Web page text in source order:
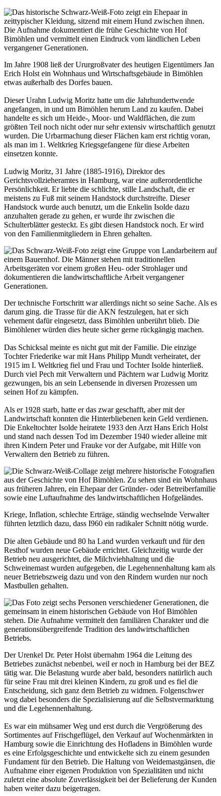
Im Jahre 1908 ließ der Ururgroßvater des heutigen Eigentümers Jan
Erich Holst ein Wohnhaus und Wirtschaftsgebäude in Bimöhlen
etwas außerhalb des Dorfes bauen.
Dieser Urahn Ludwig Moritz hatte um die Jahrhundertwende
angefangen, in und um Bimöhlen herum Land zu kaufen. Dabei
handelte es sich um Heide-, Moor- und Waldflächen, die zum
größten Teil noch nicht oder nur sehr extensiv wirtschaftlich genutzt
wurden. Die Urbarmachung dieser Flächen kam erst richtig voran,
als man im 1. Weltkrieg Kriegsgefangene für diese Arbeiten
einsetzen konnte.
Ludwig Moritz, 31 Jahre (1885-1916), Direktor des
Gerichtsvollzieheramtes in Hamburg, war eine außerordentliche
Persönlichkeit. Er liebte die schlichte, stille Landschaft, die er
meistens zu Fuß mit seinem Handstock durchstreifte. Dieser
Handstock wurde auch benutzt, um die Enkelin Isolde dazu
anzuhalten gerade zu gehen, er wurde ihr zwischen die
Schulterblätter gesteckt. Es gibt diesen Handstock noch. Er wird
von den Familienmitgliedern in Ehren gehalten.
Der technische Fortschritt war allerdings nicht so seine Sache. Als es
darum ging. die Trasse für die AKN festzulegen, hat er sich
vehement dafür eingesetzt, dass Bimöhlen unberührt blieb. Die
Bimöhlener würden dies heute sicher gerne rückgängig machen.
Das Schicksal meinte es nicht gut mit der Familie. Die einzige
Tochter Friederike war mit Hans Philipp Mundt verheiratet, der
1915 im I. Weltkrieg fiel und Frau und Tochter Isolde hinterließ.
Durch viel Pech mit Verwaltern und Pächtern war Ludwig Moritz
gezwungen, bis an sein Lebensende in diversen Prozessen um
seinen Hof zu kämpfen.
Als er 1928 starb, hatte er das zwar geschafft, aber mit der
Landwirtschaft konnten die Hinterbliebenen kein Geld verdienen.
Die Enkeltochter Isolde heiratete 1933 den Arzt Hans Erich Holst
und stand nach dessen Tod im Dezember 1940 wieder alleine mit
ihren Kindern Peter und Frauke vor der Aufgabe, mit Hilfe von
Verwaltern den Betrieb zu führen.
Kriege, Inflation, schlechte Erträge, ständig wechselnde Verwalter
führten letztlich dazu, dass I960 ein radikaler Schnitt nötig wurde.
Die alten Gebäude und 80 ha Land wurden verkauft und für den
Resthof wurden neue Gebäude errichtet. Gleichzeitig wurde der
Betrieb neu ausgerichtet, die Milchviehhaltung und die
Schweinemast wurden aufgegeben, die Legehennenhaltung kam als
neuer Betriebszweig dazu und von den Rindern wurden nur noch
Mastbullen gehalten.
Der Urenkel Dr. Peter Holst übernahm 1964 die Leitung des
Betriebes zunächst nebenbei, weil er noch in Hamburg bei der BEZ
tätig war. Die Belastung wurde aber bald, besonders natürlich auch
für seine Frau mit drei kleinen Kindern, zu groß und es fiel die
Entscheidung, sich ganz dem Betrieb zu widmen. Folgenschwer
wog dabei besonders die Spezialisierung auf die Selbstvermarktung
und die Legehennenhaltung.
Es war ein mühsamer Weg und erst durch die Vergrößerung des
Sortimentes auf Frischgeflügel, den Verkauf auf Wochenmärkten in
Hamburg sowie die Einrichtung des Hofladens in Bimöhlen wurde
es eine Erfolgsgeschichte und entwickelte sich zu einem gesunden
Fundament für den Betrieb. Die Haltung von Weidemastgänsen, die
Aufnahme einer eigenen Produktion von Spezialitäten und nicht
zuletzt eine absolute Zuverlässigkeit bei der Belieferung der Kunden
haben weiter dazu beigetragen.